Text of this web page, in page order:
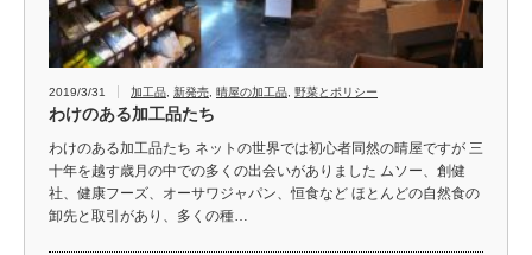
2019/3/31 加工品 新発売 晴屋の加工品 野菜とポリシー
わけのある加工品たち
わけのある加工品たち ネットの世界では初心者同然の晴屋ですが 三
十年を越す歳月の中での多くの出会いがありました ムソー、創健
社、健康フーズ、オーサワジャパン、恒食など ほとんどの自然食の
卸先と取引があり、多くの種…